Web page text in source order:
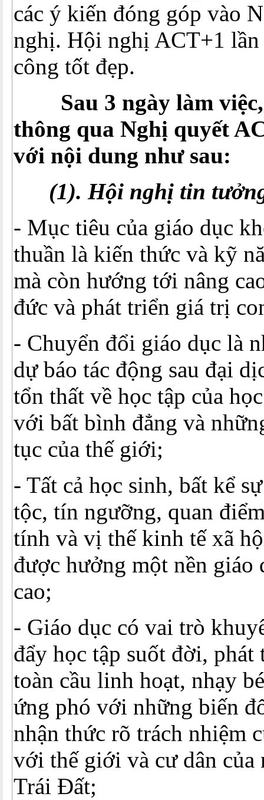
các ý kiến đóng góp vào
nghị. Hội nghị ACT+1 lần
công tốt đẹp.
Sau 3 ngày làm việc,
thông qua Nghị quyết
với nội dung như sau:
(1). Hội nghị tin
- Mục tiêu của giáo dục
thuần là kiến thức và kỹ
mà còn hướng tới nâng
đức và phát triển giá trị
- Chuyển đổi giáo dục là
dự báo tác động sau đại
tổn thất về học tập của
với bất bình đẳng và
tục của thế giới;
- Tất cả học sinh, bất kể
tộc, tín ngưỡng, quan
tính và vị thế kinh tế xã
được hưởng một nền giáo
cao;
- Giáo dục có vai trò
đẩy học tập suốt đời, phát
toàn cầu linh hoạt, nhạy
ứng phó với những biến
nhận thức rõ trách nhiệm
với thế giới và cư dân của
Trái Đất;